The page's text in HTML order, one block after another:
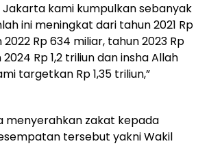
Jakarta kami kumpulkan sebanyak
ini meningkat dari tahun 2021 Rp
Rp 634 miliar, tahun 2023 Rp
Rp 1,2 triliun dan insha Allah
targetkan Rp 1,35 triliun,”
menyerahkan zakat kepada
tersebut yakni Wakil